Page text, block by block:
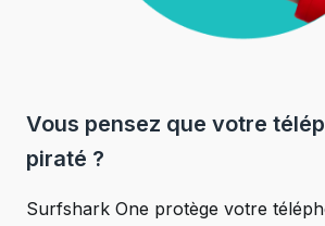
Vous pensez que votre
piraté ?
Surfshark One protège votre